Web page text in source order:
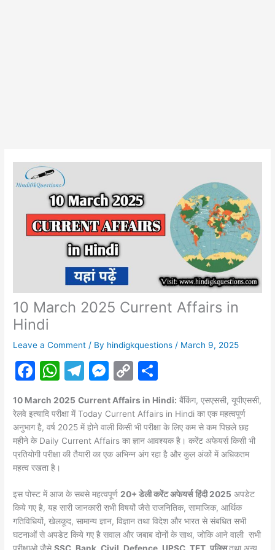
10 March 2025 Current Affairs in
Hindi
Leave a Comment / By hindigkquestions / March 9, 2025
F
c
e
b
o
o
k
W
at
s
A
p
T
e
gr
a
M
s
s
e
g
er
C
p
y
Li
k
ar
e
10 March 2025 Current Affairs in Hindi: बैंकिंग, एसएससी, यूपीएससी,
रेलवे इत्यादि परीक्षा में Today Current Affairs in Hindi का एक महत्वपूर्ण
अनुभाग है, वर्ष 2025 में होने वाली किसी भी परीक्षा के लिए कम से कम पिछले छह
महीने के Daily Current Affairs का ज्ञान आवश्यक है। करेंट अफेयर्स किसी भी
प्रतियोगी परीक्षा की तैयारी का एक अभिन्न अंग रहा है और कुल अंकों में अधिकतम
महत्व रखता है।
इस पोस्ट में आज के सबसे महत्वपूर्ण20+ डेली करेंट अफेयर्स हिंदी 2025 अपडेट
किये गए है, यह सारी जानकारी सभी विषयों जैसे राजनितिक, सामाजिक, आर्थिक
गतिविधियों, खेलकूद, सामान्य ज्ञान, विज्ञान तथा विदेश और भारत से संबधित सभी
घटनाओं से अपडेट किये गए है सवाल और जबाब दोनों के साथ, जोकि आने वाली सभी